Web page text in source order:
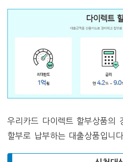
우리카드 다이렉트 할부상품의
할부로 납부하는 대출상품입니다.